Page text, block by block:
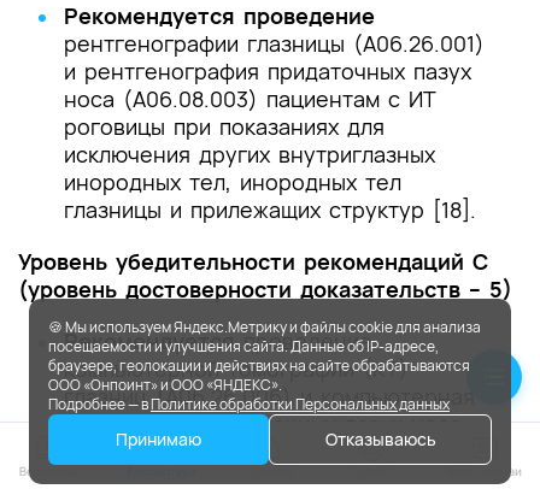
Рекомендуется проведение
рентгенографии глазницы (A06.26.001)
и рентгенография придаточных пазух
носа (A06.08.003) пациентам с ИТ
роговицы при показаниях для
исключения других внутриглазных
инородных тел, инородных тел
глазницы и прилежащих структур [18].
Уровень убедительности рекомендаций С
(уровень достоверности доказательств – 5)
Рекомендуетсяпроведение
компьютерной томографии (КТ)
глазниц(A06.26.006) и компьютерная
томография придаточных пазух носа,
гортани (A06.08.007) пациентам с ИТ
роговицы со средней и тяжелой
🍪 Мы используем Яндекс.Метрику и файлы cookie для анализа
посещаемости и улучшения сайта. Данные об IP-адресе,
браузере, геолокации и действиях на сайте обрабатываются
ООО «Онпоинт» и ООО «ЯНДЕКС».
Подробнее — вПолитике обработки Персональных данных
Принимаю Отказываюсь